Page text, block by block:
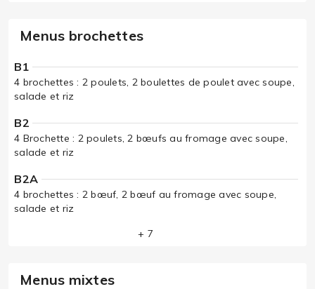
Menus brochettes
B1
4 brochettes : 2 poulets, 2 boulettes de poulet avec soupe,
salade et riz
B2
4 Brochette : 2 poulets, 2 bœufs au fromage avec soupe,
salade et riz
B2A
4 brochettes : 2 bœuf, 2 bœuf au fromage avec soupe,
salade et riz
+ 7
Menus mixtes